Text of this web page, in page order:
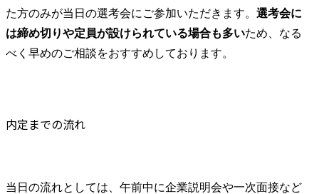
ーターでの就業経験2年以上 ●人物像 ・強い当事者意識を持
ち、セルフスターターであること
た方のみが当日の選考会にご参加いただきます。 選考会に
は締め切りや定員が設けられている場合も多いため、なる
べく早めのご相談をおすすめしております。
内定までの流れ
当日の流れとしては、午前中に企業説明会や一次面接など